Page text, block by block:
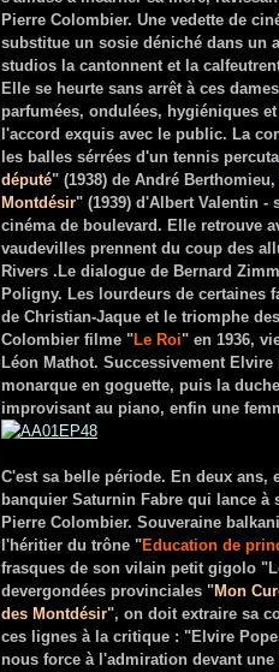
Pierre Colombier. Une vedette de
substitue un sosie déniché dans un
studios la cantonnent et la
Elle se heurte sans arrêt à ces
parfumées, ondulées, hygiéniques
l'accord exquis avec le public. La
les balles sérrées d'un tennis
député" (1938) de André
Montdésir" (1939) d'Albert Valentin -
cinéma de boulevard. Elle retrouve
vaudevilles prennent du coup des
Rivers .Le dialogue de Bernard
Poligny. Les lourdeurs de certaines
de Christian-Jaque et le triomphe
Colombier filme "Le Roi" en 1936,
Léon Mathot. Successivement
monarque en goguette, puis la
improvisant au piano, enfin une
C'est sa belle période. En deux
banquier Saturnin Fabre qui lance
Pierre Colombier. Souveraine
l'héritier du trône "Education de
frasques de son vilain petit gigolo
devergondées provinciales "Mon
des Montdésir", on doit extraire sa
ces lignes à la critique : "Elvire
nous force à l'admiration devant